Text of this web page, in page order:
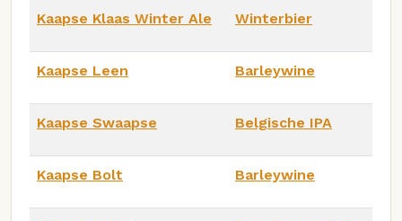
Kaapse Klaas Winter Ale Winterbier
Kaapse Leen Barleywine
Kaapse Swaapse Belgische IPA
Kaapse Bolt Barleywine